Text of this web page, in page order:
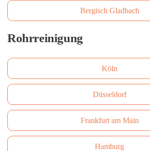
Bergisch Gladbach
Rohrreinigung
Köln
Düsseldorf
Frankfurt am Main
Hamburg